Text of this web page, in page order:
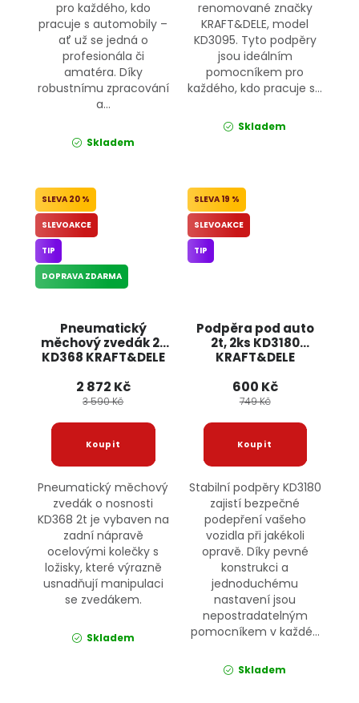
pro každého, kdo
pracuje s automobily –
ať už se jedná o
profesionála či
amatéra. Díky
robustnímu zpracování
a...
Skladem
renomované značky
KRAFT&DELE, model
KD3095. Tyto podpěry
jsou ideálním
pomocníkem pro
každého, kdo pracuje s...
Skladem
Pneumatický
měchový zvedák 2t
KD368 KRAFT&DELE
20 %
SLEVOAKCE
TIP
DOPRAVA ZDARMA
2 872 Kč
3 590 Kč
Pneumatický měchový
zvedák o nosnosti
KD368 2t je vybaven na
zadní nápravě
ocelovými kolečky s
ložisky, které výrazně
usnadňují manipulaci
se zvedákem.
Skladem
Podpěra pod auto
2t, 2ks KD3180
KRAFT&DELE
19 %
SLEVOAKCE
TIP
600 Kč
749 Kč
Stabilní podpěry KD3180
zajistí bezpečné
podepření vašeho
vozidla při jakékoli
opravě. Díky pevné
konstrukci a
jednoduchému
nastavení jsou
nepostradatelným
pomocníkem v každé...
Skladem